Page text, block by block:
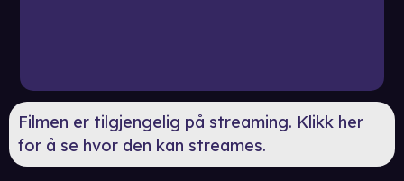
Filmen er tilgjengelig på streaming. Klikk her
for å se hvor den kan streames.